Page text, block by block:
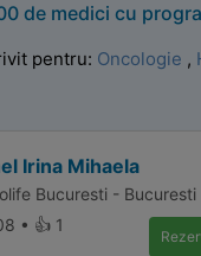
de medici cu
pentru: Oncologie ,
Irina Mihaela
Bucuresti - Bucuresti
• 👍 1